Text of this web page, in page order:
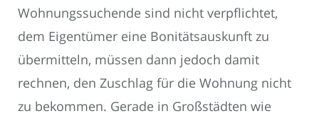
Wohnungssuchende sind nicht verpflichtet,
dem Eigentümer eine Bonitätsauskunft zu
übermitteln, müssen dann jedoch damit
rechnen, den Zuschlag für die Wohnung nicht
zu bekommen. Gerade in Großstädten wie